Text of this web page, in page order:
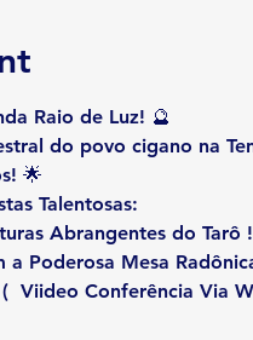
Raio de Luz! 🔮
do povo cigano na
🌟
Talentosas:
Abrangentes do Tarô !
a Poderosa Mesa
(  Viideo Conferência Via